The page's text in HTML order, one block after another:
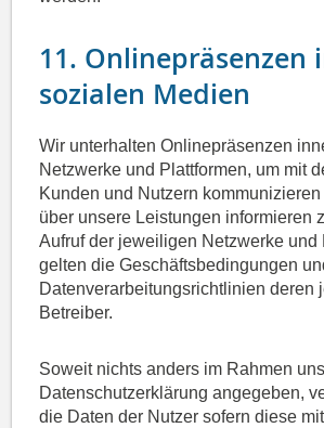
11. Onlinepräsenzen
sozialen Medien
Wir unterhalten Onlinepräsenzen
Netzwerke und Plattformen, um mit
Kunden und Nutzern
über unsere Leistungen informieren
Aufruf der jeweiligen Netzwerke und
gelten die Geschäftsbedingungen
Datenverarbeitungsrichtlinien deren
Betreiber.
Soweit nichts anders im Rahmen
Datenschutzerklärung angegeben,
die Daten der Nutzer sofern diese